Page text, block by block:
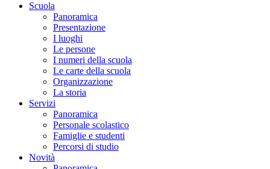
Scuola
Panoramica
Presentazione
I luoghi
Le persone
I numeri della scuola
Le carte della scuola
Organizzazione
La storia
Servizi
Panoramica
Personale scolastico
Famiglie e studenti
Percorsi di studio
Novità